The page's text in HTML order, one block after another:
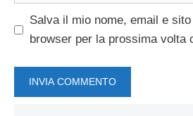
Salva il mio nome, email e
browser per la prossima volta